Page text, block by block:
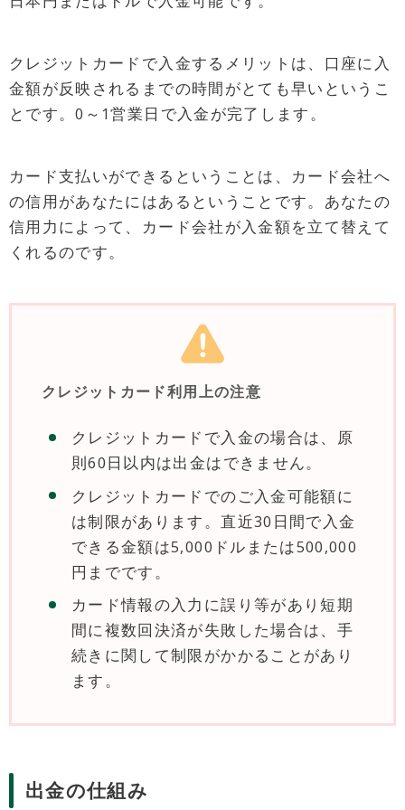
クレジットカードで入金するメリットは、口座に入
金額が反映されるまでの時間がとても早いというこ
とです。0～1営業日で入金が完了します。
カード支払いができるということは、カード会社へ
の信用があなたにはあるということです。あなたの
信用力によって、カード会社が入金額を立て替えて
くれるのです。
クレジットカード利用上の注意
クレジットカードで入金の場合は、原
則60日以内は出金はできません。
クレジットカードでのご入金可能額に
は制限があります。直近30日間で入金
できる金額は5,000ドルまたは500,000
円までです。
カード情報の入力に誤り等があり短期
間に複数回決済が失敗した場合は、手
続きに関して制限がかかることがあり
ます。
出金の仕組み